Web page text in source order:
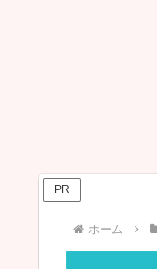
PR
ホーム